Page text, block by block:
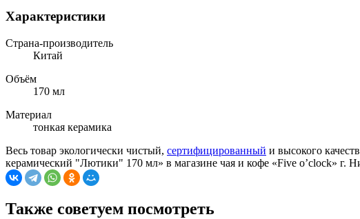
Характеристики
Страна-производитель
Китай
Объём
170 мл
Материал
тонкая керамика
Весь товар экологически чистый, сертифицированный и высокого
керамический "Лютики" 170 мл» в магазине чая и кофе «Five o’clock»
Также советуем посмотреть